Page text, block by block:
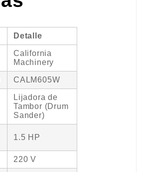
Detalle
California
Machinery
CALM605W
Lijadora de
Tambor (Drum
Sander)
1.5 HP
220 V